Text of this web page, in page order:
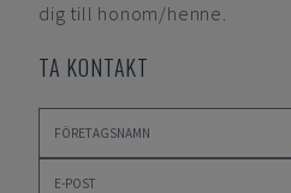
dig till honom/henne.
TA KONTAKT